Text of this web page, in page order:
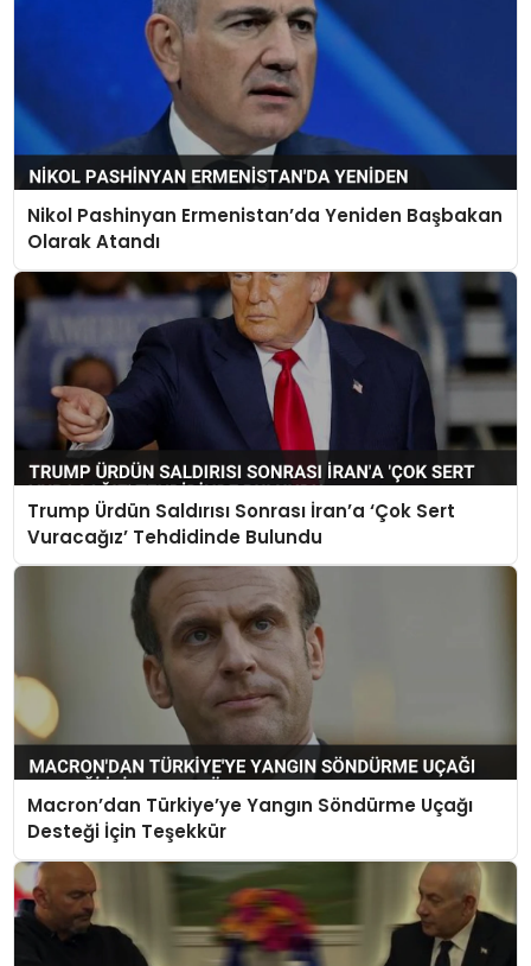
Nikol Pashinyan Ermenistan’da Yeniden Başbakan
Olarak Atandı
Trump Ürdün Saldırısı Sonrası İran’a ‘Çok Sert
Vuracağız’ Tehdidinde Bulundu
Macron’dan Türkiye’ye Yangın Söndürme Uçağı
Desteği İçin Teşekkür